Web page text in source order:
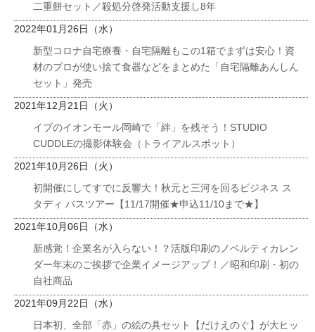
二重餅セット／殺処分啓発活動支援し8年
2022年01月26日（水）
新型コロナ自宅療養・自宅隔離もこの1箱でまずは安心！資
材のプロが使い捨て食器などをまとめた「自宅隔離あんしん
セット」発売
2021年12月21日（火）
イブのイオンモール岡崎で「絆」を残そう！STUDIO
CUDDLEの撮影体験会（トライアルスポット）
2021年10月26日（火）
初開催にしてすでに反響大！秋元と三河を回るビジネス ス
タディ バスツアー【11/17開催★申込11/10まで★】
2021年10月06日（水）
新感覚！企業名が入らない！？活版印刷のノベルティカレン
ダー年末のご挨拶で企業イメージアップ！／昭和印刷・初の
自社商品
2021年09月22日（水）
日本初、全部「赤」の絵の具セット【だけえのぐ】が大ヒッ